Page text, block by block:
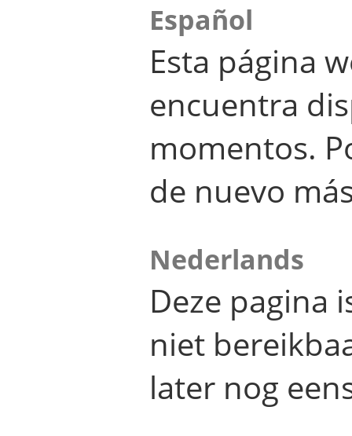
Español
Esta página
encuentra
momentos.
de nuevo
Nederlands
Deze pagina
niet
later nog